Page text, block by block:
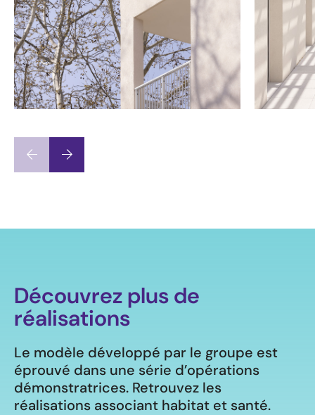
Découvrez plus de
réalisations
Le modèle développé par le groupe est
éprouvé dans une série d’opérations
démonstratrices. Retrouvez les
réalisations associant habitat et santé.